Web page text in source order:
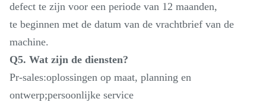
defect te zijn voor een periode van 12 maanden,
te beginnen met de datum van de vrachtbrief van de
machine.
Q5. Wat zijn de diensten?
Pr-sales:oplossingen op maat, planning en
ontwerp;persoonlijke service